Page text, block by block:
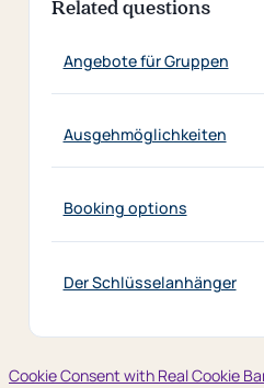
Related questions
Angebote für Gruppen
Ausgehmöglichkeiten
Booking options
Der Schlüsselanhänger
Cookie Consent with Real Cookie